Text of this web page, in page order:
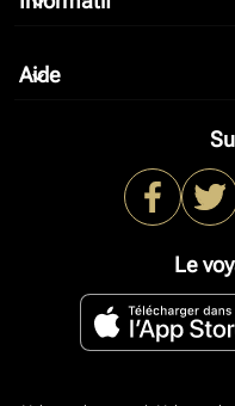
Aide
keyboard_arrow_down
Le